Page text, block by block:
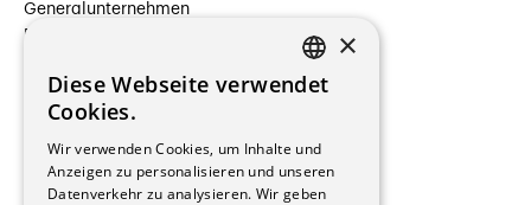
Generalunternehmen
Beauftragte Unternehmen
Hersteller/Lieferanten
Bauherrschaften
Immobilienverwaltungsgesellschaften
Stockwerkeigentum
Reportagen
FRENCH
×
Diese Webseite verwendet
Cookies.
Wir verwenden Cookies, um Inhalte und
Anzeigen zu personalisieren und unseren
Datenverkehr zu analysieren. Wir geben